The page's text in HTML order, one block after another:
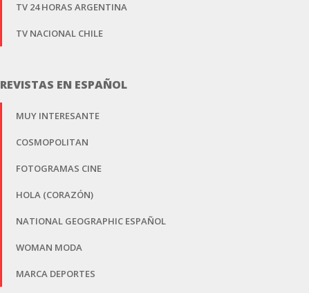
TV 24 HORAS ARGENTINA
TV NACIONAL CHILE
REVISTAS EN ESPAÑOL
MUY INTERESANTE
COSMOPOLITAN
FOTOGRAMAS CINE
HOLA (CORAZÓN)
NATIONAL GEOGRAPHIC ESPAÑOL
WOMAN MODA
MARCA DEPORTES